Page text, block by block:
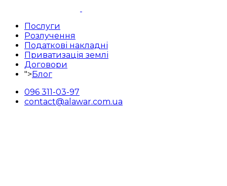
Послуги
Розлучення
Податкові накладні
Приватизація землі
Договори
">Блог
096 311-03-97
contact@alawar.com.ua